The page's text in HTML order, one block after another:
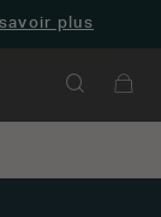
plus